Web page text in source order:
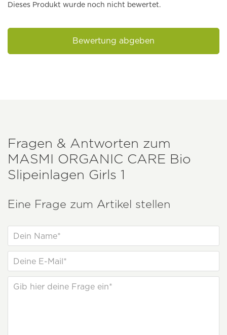
Dieses Produkt wurde noch nicht bewertet.
Bewertung abgeben
Fragen & Antworten zum
MASMI ORGANIC CARE Bio
Slipeinlagen Girls 1
Eine Frage zum Artikel stellen